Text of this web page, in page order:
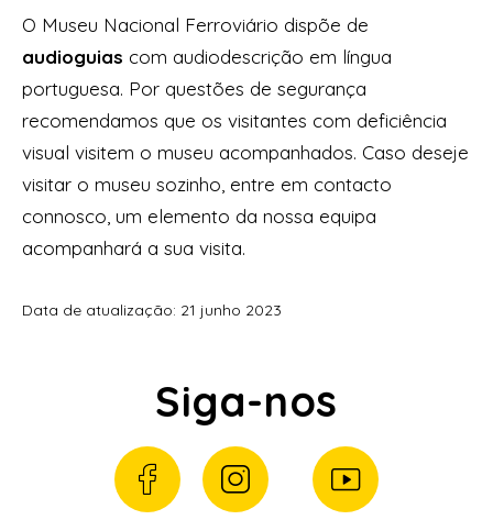
O Museu Nacional Ferroviário dispõe de
audioguias com audiodescrição em língua
portuguesa. Por questões de segurança
recomendamos que os visitantes com deficiência
visual visitem o museu acompanhados. Caso deseje
visitar o museu sozinho, entre em contacto
connosco, um elemento da nossa equipa
acompanhará a sua visita.
Data de atualização: 21 junho 2023
Siga-nos